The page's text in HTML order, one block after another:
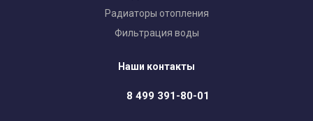
Радиаторы отопления
Фильтрация воды
Наши контакты
8 499 391-80-01